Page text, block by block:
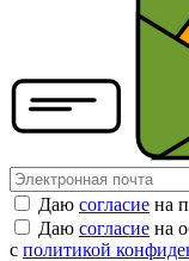
Даю согласие на
Даю согласие на
с политикой